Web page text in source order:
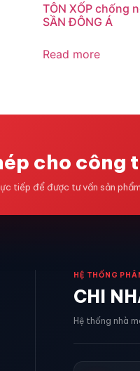
TÔN XỐP chống
SẦN ĐÔNG Á
Read more
cho công
tiếp để được tư vấn sản
HỆ THỐNG
CHI
Hệ thống nhà